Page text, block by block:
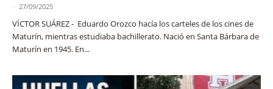
- 27/09/2025
VÍCTOR SUÁREZ - Eduardo Orozco hacía los carteles de los cines de
Maturín, mientras estudiaba bachillerato. Nació en Santa Bárbara de
Maturín en 1945. En...